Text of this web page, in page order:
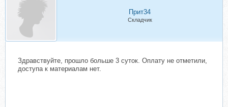
Прит34
Складчик
Здравствуйте, прошло больше 3 суток. Оплату не отметили,
доступа к материалам нет.